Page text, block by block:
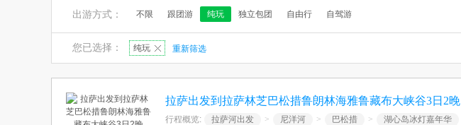
出游方式： 不限 跟团游 纯玩 独立包团 自由行 自驾游
您已选择： 纯玩 重新筛选
拉萨出发到拉萨林芝巴松措鲁朗林海雅鲁藏布大峡谷3日2晚
行程概览: 拉萨河出发 > 尼洋河 > 巴松措 > 湖心岛冰灯嘉年华